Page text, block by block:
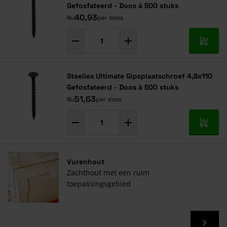
4,77
4,70
5,72
Gefosfateerd - Doos à 500 stuks
Nu40,93per doos
In
Steelies Ultimate Gipsplaatschroef 4,8x110
Gefosfateerd - Doos à 500 stuks
Nu51,63per doos
In
Vurenhout
Zachthout met een ruim
toepassingsgebied